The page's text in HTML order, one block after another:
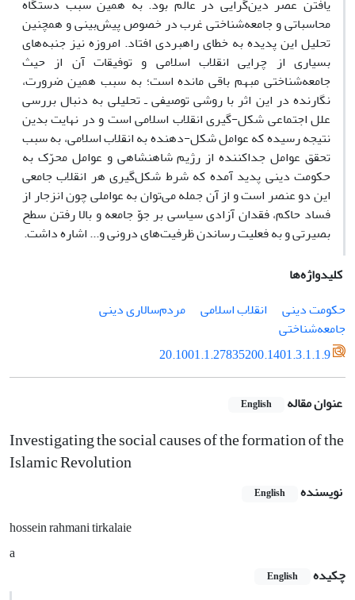
یافتن عصر دین‌گرایی در عالم بود. به همین سبب دستگاه
محاسباتی و جامعه‌شناختی غرب در خصوص پیش‌بینی و همچنین
تحلیل این پدیده به خطای راهبردی افتاد. امروزه نیز جنبه‌های
بسیاری از چرایی انقلاب اسلامی و توفیقات آن از حیث
جامعه‌شناختی مبهم باقی مانده است؛ به سبب همین ضرورت،
نگارنده در این اثر با روشی توصیفی ـ تحلیلی به دنبال بررسی
علل اجتماعی شکل-گیری انقلاب اسلامی است و در نهایت بدین
نتیجه رسیده که عوامل شکل-دهنده به انقلاب اسلامی، به سبب
تحقق عوامل جداکننده از رژیم شاهنشاهی و عوامل محرّک به
حکومت دینی پدید آمده که شرط شکل‌گیری هر انقلاب جامعی
این دو عنصر است و از آن جمله می‌توان به عواملی چون انزجار از
فساد حاکم، فقدان آزادی سیاسی بر جوّ جامعه و بالا رفتن سطح
بصیرتی و به فعلیت رساندن ظرفیت‌های درونی و... اشاره داشت.
کلیدواژه‌ها
حکومت دینی
انقلاب اسلامی
مردم‌سالاری دینی
جامعه‌شناختی
20.1001.1.27835200.1401.3.1.1.9
عنوان مقاله English
Investigating the social causes of the formation of the
Islamic Revolution
نویسنده English
hossein rahmani tirkalaie
a
چکیده
English